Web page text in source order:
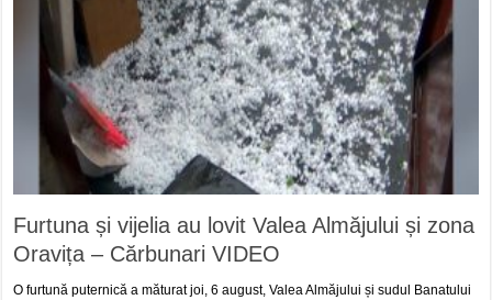
Furtuna și vijelia au lovit Valea Almăjului și zona
Oravița – Cărbunari VIDEO
O furtună puternică a măturat joi, 6 august, Valea Almăjului și sudul Banatului